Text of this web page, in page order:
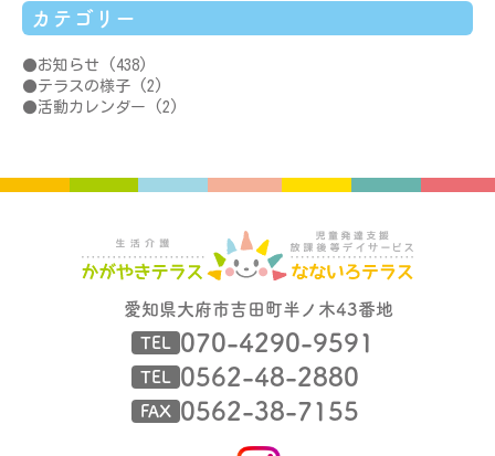
カテゴリー
お知らせ (438)
テラスの様子 (2)
活動カレンダー (2)
愛知県大府市吉田町半ノ木43番地
TEL 070-4290-9591
TEL 0562-48-2880
FAX 0562-38-7155